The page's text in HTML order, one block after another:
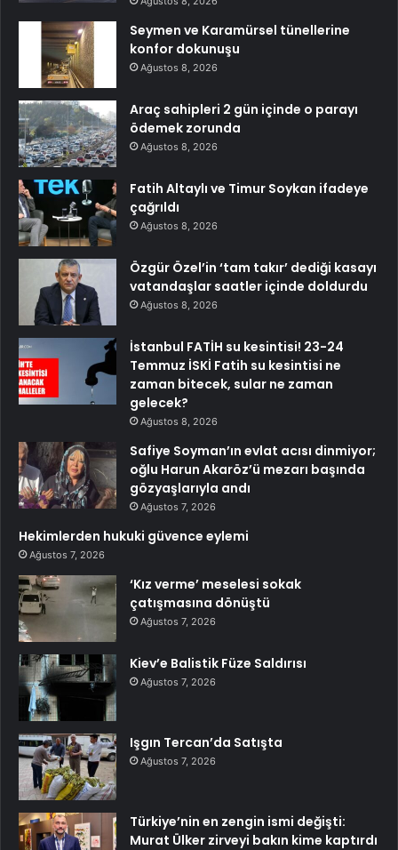
Seymen ve Karamürsel tünellerine
konfor dokunuşu
Ağustos 8, 2026
Araç sahipleri 2 gün içinde o parayı
ödemek zorunda
Ağustos 8, 2026
Fatih Altaylı ve Timur Soykan ifadeye
çağrıldı
Ağustos 8, 2026
Özgür Özel’in ‘tam takır’ dediği kasayı
vatandaşlar saatler içinde doldurdu
Ağustos 8, 2026
İstanbul FATİH su kesintisi! 23-24
Temmuz İSKİ Fatih su kesintisi ne
zaman bitecek, sular ne zaman
gelecek?
Ağustos 8, 2026
Safiye Soyman’ın evlat acısı dinmiyor;
oğlu Harun Akaröz’ü mezarı başında
gözyaşlarıyla andı
Ağustos 7, 2026
Hekimlerden hukuki güvence eylemi
Ağustos 7, 2026
‘Kız verme’ meselesi sokak
çatışmasına dönüştü
Ağustos 7, 2026
Kiev’e Balistik Füze Saldırısı
Ağustos 7, 2026
Işgın Tercan’da Satışta
Ağustos 7, 2026
Türkiye’nin en zengin ismi değişti:
Murat Ülker zirveyi bakın kime kaptırdı